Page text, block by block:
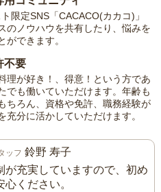
限定SNS「CACACO(カカコ)」
のノウハウを共有したり、悩みを
ができます。
不要
理が好き！、得意！という方であ
でも働いていただけます。年齢も
ちろん、資格や免許、職務経験が
充分に活かしていただけます。
ッフ 鈴野 寿子
が充実していますので、初め
ください。